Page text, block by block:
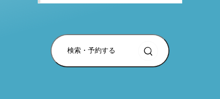
検索・予約する